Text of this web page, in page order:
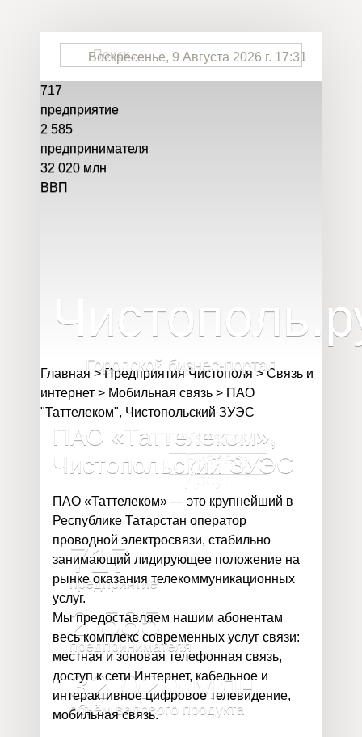
Воскресенье, 9 Августа 2026 г. 17:31
717
предприятие
2 585
предпринимателя
32 020 млн
ВВП
Чистополь
Городской бизнес-портал
Каталог
Бизнесу
Досуг
717
предприятие
2 585
предпринимателя
32 020млн
объём валового продукта
Главная > Предприятия Чистополя > Связь и
интернет > Мобильная связь > ПАО
"Таттелеком", Чистопольский ЗУЭС
ПАО «Таттелеком»,
Чистопольский ЗУЭС
ПАО «Таттелеком» — это крупнейший в
Республике Татарстан оператор
проводной электросвязи, стабильно
занимающий лидирующее положение на
рынке оказания телекоммуникационных
услуг.
Мы предоставляем нашим абонентам
весь комплекс современных услуг связи:
местная и зоновая телефонная связь,
доступ к сети Интернет, кабельное и
интерактивное цифровое телевидение,
мобильная связь.